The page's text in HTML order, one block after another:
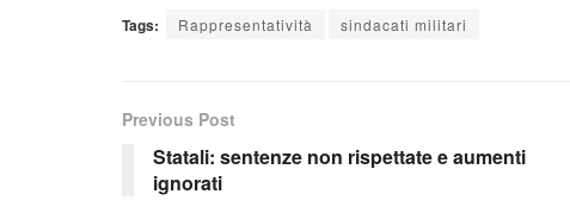
Tags: Rappresentatività sindacati militari
Previous Post
Statali: sentenze non rispettate e aumenti
ignorati